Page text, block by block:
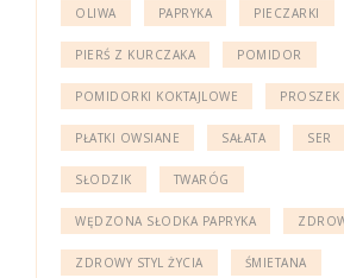
OLIWA PAPRYKA PIECZARKI
PIERŚ Z KURCZAKA POMIDOR
POMIDORKI KOKTAJLOWE
PŁATKI OWSIANE SAŁATA SER
SŁODZIK TWARÓG
WĘDZONA SŁODKA PAPRYKA
ZDROWY STYL ŻYCIA ŚMIETANA